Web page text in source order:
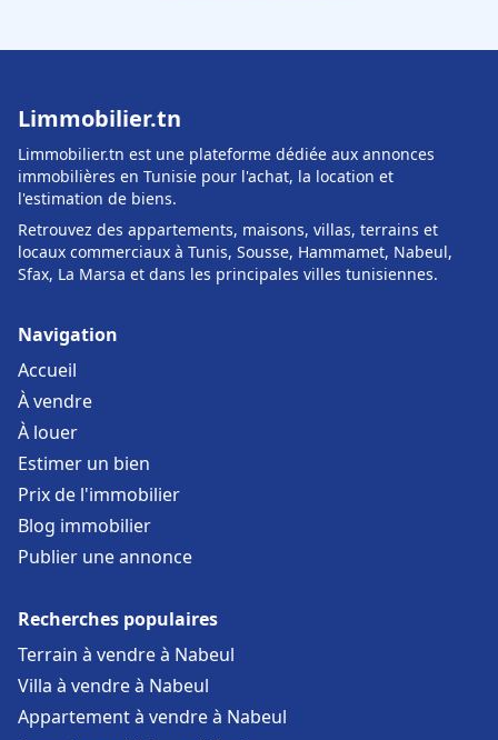
Limmobilier.tn
Limmobilier.tn est une plateforme dédiée aux annonces
immobilières en Tunisie pour l'achat, la location et
l'estimation de biens.
Retrouvez des appartements, maisons, villas, terrains et
locaux commerciaux à Tunis, Sousse, Hammamet, Nabeul,
Sfax, La Marsa et dans les principales villes tunisiennes.
Navigation
Accueil
À vendre
À louer
Estimer un bien
Prix de l'immobilier
Blog immobilier
Publier une annonce
Recherches populaires
Terrain à vendre à Nabeul
Villa à vendre à Nabeul
Appartement à vendre à Nabeul